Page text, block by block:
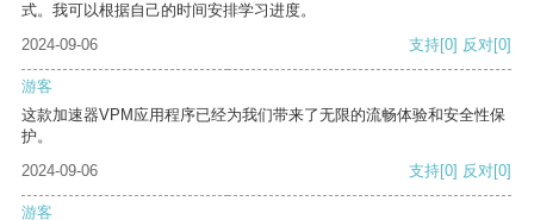
式。我可以根据自己的时间安排学习进度。
2024-09-06
支持[0] 反对[0]
游客
这款加速器VPM应用程序已经为我们带来了无限的流畅体验和安全性保
护。
2024-09-06
支持[0] 反对[0]
游客